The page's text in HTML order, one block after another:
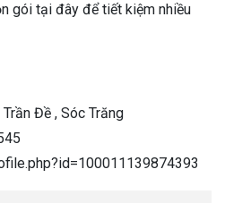
gói tại đây để tiết kiệm nhiều
Đề , Sóc Trăng